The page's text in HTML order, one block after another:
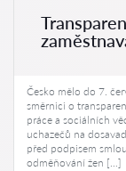
Česko mělo do 7.
směrnici o
práce a sociálních
uchazečů na
před podpisem
odměňování žen […]